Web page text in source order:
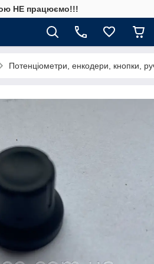
НЕ працюємо!!!
Потенціометри, енкодери, кнопки,